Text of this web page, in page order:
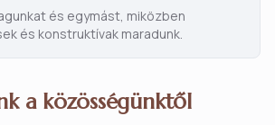
és egymást, miközben
és konstruktívak maradunk.
a közösségünktől